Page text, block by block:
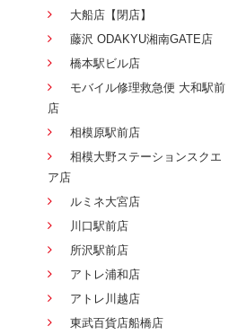
大船店【閉店】
藤沢 ODAKYU湘南GATE店
橋本駅ビル店
モバイル修理救急便 大和駅前
店
相模原駅前店
相模大野ステーションスクエ
ア店
ルミネ大宮店
川口駅前店
所沢駅前店
アトレ浦和店
アトレ川越店
東武百貨店船橋店